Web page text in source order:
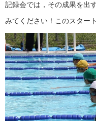
記録会では，その成果を出
みてください！このスター